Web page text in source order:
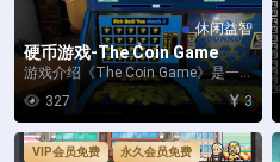
休闲益智
硬币游戏-The Coin Game
游戏介绍《The Coin Game》是一
款由一位个人开发者独自打造的欢乐
街机冒...
327 3
VIP会员免费 永久会员免费